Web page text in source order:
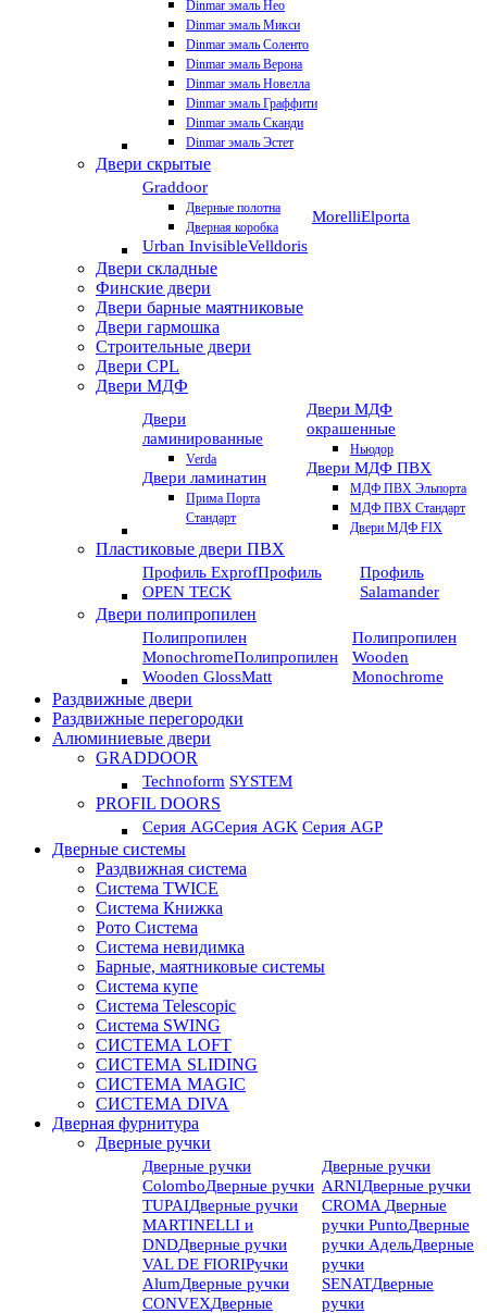
Dinmar эмаль Нео
Dinmar эмаль Микси
Dinmar эмаль Соленто
Dinmar эмаль Верона
Dinmar эмаль Новелла
Dinmar эмаль Граффити
Dinmar эмаль Сканди
Dinmar эмаль Эстет
Двери скрытые
Graddoor
Дверные полотна
Дверная коробка
Urban InvisibleVelldoris
MorelliElporta
Двери складные
Финские двери
Двери барные маятниковые
Двери гармошка
Строительные двери
Двери CРL
Двери МДФ
Двери
ламинированные
Verda
Двери ламинатин
Прима Порта
Стандарт
Двери МДФ
окрашенные
Ньюдор
Двери МДФ ПВХ
МДФ ПВХ Эльпорта
МДФ ПВХ Стандарт
Двери МДФ FIX
Пластиковые двери ПВХ
Профиль ExprofПрофиль
OPEN TECK
Профиль
Salamander
Двери полипропилен
Полипропилен
MonochromeПолипропилен
Wooden GlossMatt
Полипропилен
Wooden
Monochrome
Раздвижные двери
Раздвижные перегородки
Алюминиевые двери
GRADDOOR
Technoform SYSTEM
PROFIL DOORS
Серия AGСерия AGK Серия AGP
Дверные системы
Раздвижная система
Система TWICE
Система Книжка
Рото Система
Система невидимка
Барные, маятниковые системы
Система купе
Система Telescopic
Система SWING
СИСТЕМА LOFT
СИСТЕМА SLIDING
СИСТЕМА MAGIC
СИСТЕМА DIVA
Дверная фурнитура
Дверные ручки
Дверные ручки
ColomboДверные ручки
TUPAIДверные ручки
MARTINELLI и
DNDДверные ручки
VAL DE FIORIРучки
AlumДверные ручки
CONVEXДверные
Дверные ручки
ARNIДверные ручки
CROMA Дверные
ручки PuntoДверные
ручки АдельДверные
ручки
SENATДверные
ручки